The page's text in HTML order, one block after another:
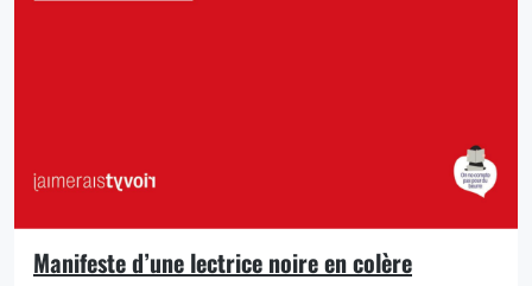
Manifeste d’une lectrice noire en colère